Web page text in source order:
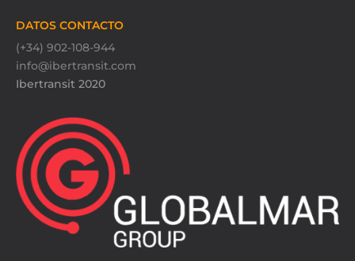
DATOS CONTACTO
(+34) 902-108-944
info@ibertransit.com
Ibertransit 2020